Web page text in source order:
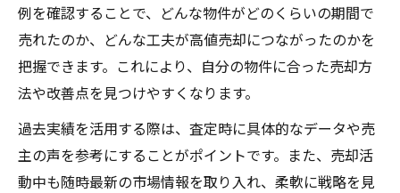
例を確認することで、どんな物件がどのくらいの期間で
売れたのか、どんな工夫が高値売却につながったのかを
把握できます。これにより、自分の物件に合った売却方
法や改善点を見つけやすくなります。
過去実績を活用する際は、査定時に具体的なデータや売
主の声を参考にすることがポイントです。また、売却活
動中も随時最新の市場情報を取り入れ、柔軟に戦略を見